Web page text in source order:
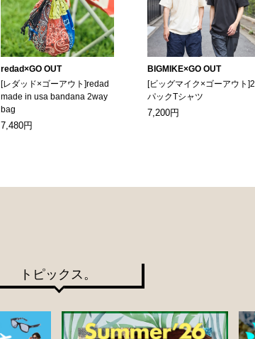
redad×GO OUT
[レダッド×ゴーアウト]redad
made in usa bandana 2way
bag
7,480円
BIGMIKE×GO OUT
[ビッグマイク×ゴーアウト]2
パックTシャツ
7,200円
トピックス。